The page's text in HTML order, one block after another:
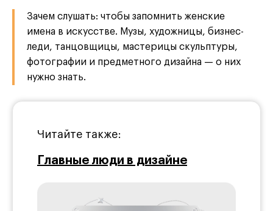
Зачем слушать: чтобы запомнить женские
имена в искусстве. Музы, художницы, бизнес-
леди, танцовщицы, мастерицы скульптуры,
фотографии и предметного дизайна — о них
нужно знать.
Читайте также:
Главные люди в дизайне